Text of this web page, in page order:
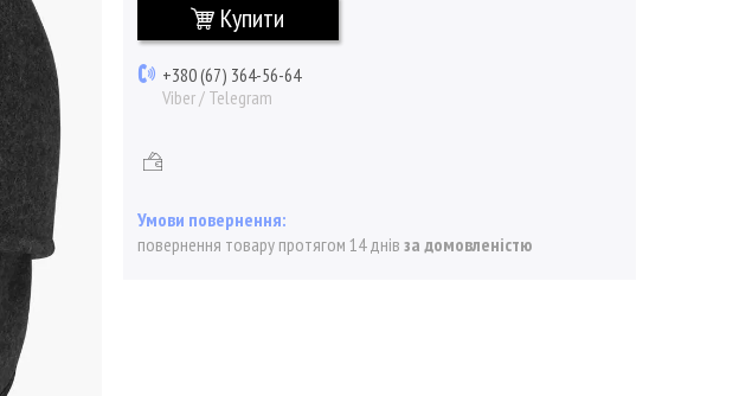
Купити
+380 (67) 364-56-64
Viber / Telegram
повернення товару протягом 14 днів за домовленістю